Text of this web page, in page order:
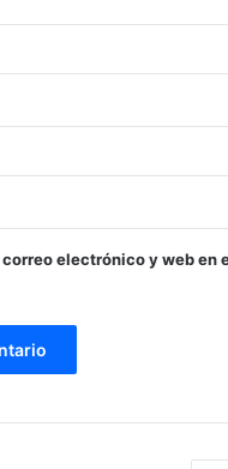
electrónico y web en